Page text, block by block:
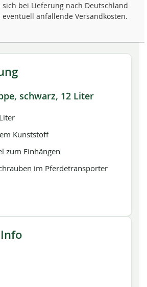
sich bei Lieferung nach Deutschland
anfallende Versandkosten.
schwarz, 12 Liter
Kunststoff
zum Einhängen
im Pferdetransporter